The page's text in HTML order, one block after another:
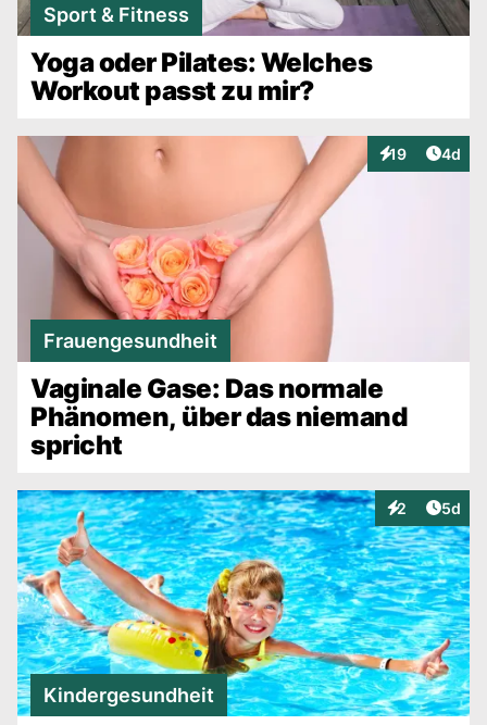
Sport & Fitness
Yoga oder Pilates: Welches
Workout passt zu mir?
19
Interaktionen
4d
Frauengesundheit
Vaginale Gase: Das normale
Phänomen, über das niemand
spricht
2
Interaktionen
5d
Kindergesundheit